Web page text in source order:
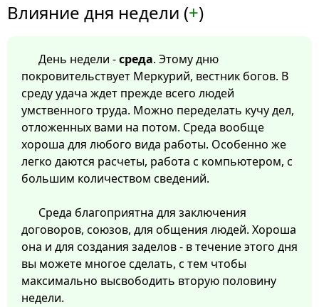
Влияние дня недели (+)
День недели -среда. Этому дню
покровительствует Меркурий, вестник богов. В
среду удача ждет прежде всего людей
умственного труда. Можно переделать кучу дел,
отложенных вами на потом. Среда вообще
хороша для любого вида работы. Особенно же
легко даются расчеты, работа с компьютером, с
большим количеством сведений.
Среда благоприятна для заключения
договоров, союзов, для общения людей. Хороша
она и для создания заделов - в течение этого дня
вы можете многое сделать, с тем чтобы
максимально высвободить вторую половину
недели.